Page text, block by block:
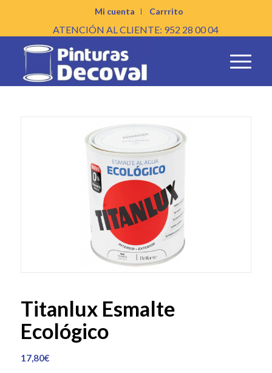
Mi cuenta Carrrito
ATENCIÓN AL CLIENTE: 952 28 00 04
Titanlux Esmalte
Ecológico
17,80€